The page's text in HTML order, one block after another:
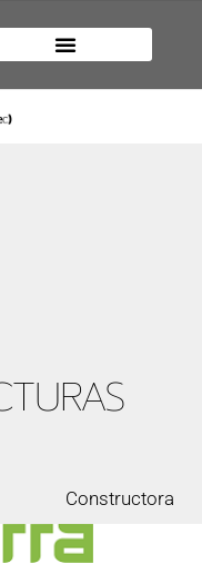
Constructora